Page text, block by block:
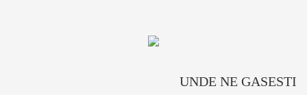
UNDE NE GASESTI